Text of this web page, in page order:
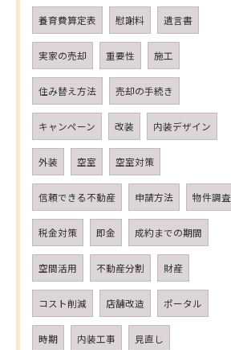
養育費算定表 慰謝料 遺言書
実家の売却 重要性 施工
住み替え方法 売却の手続き
キャンペーン 改装 内装デザイン
外装 空室 空室対策
信頼できる不動産 申請方法 物件調査
税金対策 即金 成約までの期間
空間活用 不動産分割 財産
コスト削減 店舗改造 ポータル
時期 内装工事 見直し